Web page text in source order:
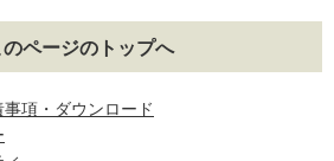
のページのトップへ
項・ダウンロード